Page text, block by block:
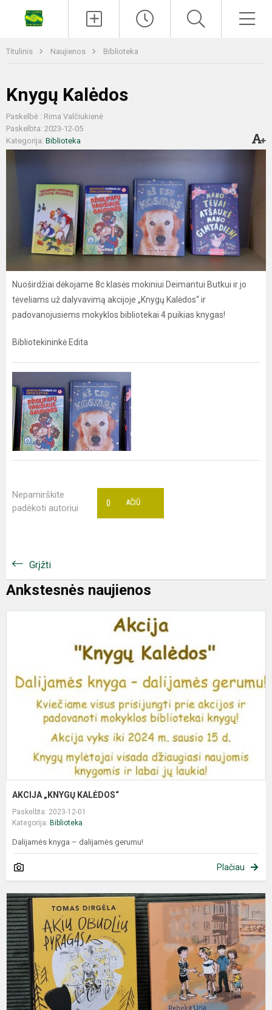
Titulinis Naujienos Biblioteka
Knygų Kalėdos
Paskelbė : Rima Valčiukienė
Paskelbta: 2023-12-05
Kategorija: Biblioteka
Nuoširdžiai dėkojame 8c klasės mokiniui Deimantui Butkui ir jo
tėveliams už dalyvavimą akcijoje „Knygų Kalėdos“ ir
padovanojusiems mokyklos bibliotekai 4 puikias knygas!
Bibliotekininkė Edita
Nepamirškite
padėkoti autoriui
AČIŪ
0
Grįžti
Ankstesnės naujienos
AKCIJA „KNYGŲ KALĖDOS“
Paskelbta: 2023-12-01
Kategorija: Biblioteka
Dalijamės knyga – dalijamės gerumu!
Plačiau